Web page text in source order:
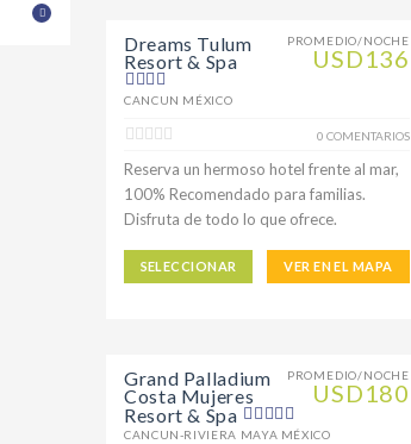
PROMEDIO/NOCHE
USD136
Dreams Tulum
Resort & Spa
CANCUN MÉXICO
0 COMENTARIOS
Reserva un hermoso hotel frente al mar,
100% Recomendado para familias.
Disfruta de todo lo que ofrece.
SELECCIONAR VER EN EL MAPA
PROMEDIO/NOCHE
USD180
Grand Palladium
Costa Mujeres
Resort & Spa
CANCUN-RIVIERA MAYA MÉXICO